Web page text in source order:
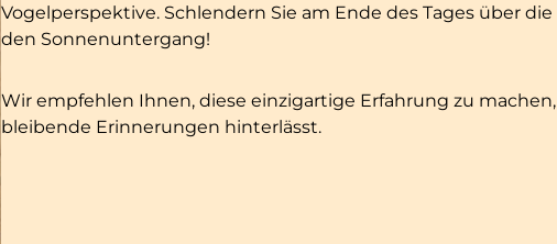
Vogelperspektive. Schlendern Sie am Ende des Tages über
den Sonnenuntergang!
Wir empfehlen Ihnen, diese einzigartige Erfahrung zu
bleibende Erinnerungen hinterlässt.